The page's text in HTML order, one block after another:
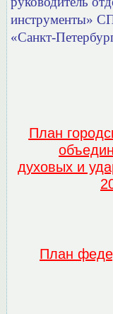
инструменты»
«Санкт-
План
духовых и
План